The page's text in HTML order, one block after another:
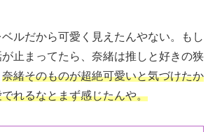
ルだから可愛く見えたんやない。もし
止まってたら、奈緒は推しと好きの狭
奈緒そのものが超絶可愛いと気づけたか
れるなとまず感じたんや。